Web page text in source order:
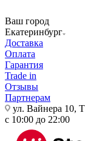
Ваш город
Екатеринбург
Доставка
Оплата
Гарантия
Trade in
Отзывы
Партнерам
ул. Вайнера 10,
с 10:00 до 22:00